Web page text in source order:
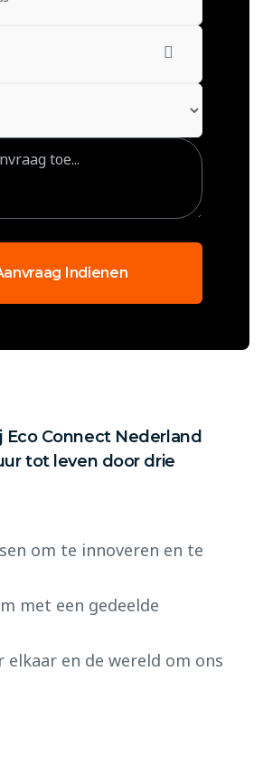
Indienen
Eco Connect Nederland
tot leven door drie
om te innoveren en te
met een gedeelde
elkaar en de wereld om ons